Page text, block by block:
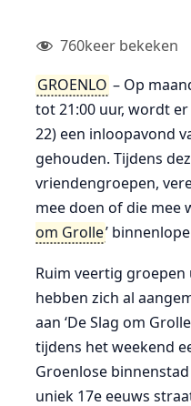
760keer bekeken
GROENLO – Op
tot 21:00 uur, wordt er
22) een inloopavond
gehouden. Tijdens
vriendengroepen,
mee doen of die mee
om Grolle’
Ruim veertig groepen
hebben zich al
aan ‘De Slag om
tijdens het weekend
Groenlose
uniek 17e eeuws